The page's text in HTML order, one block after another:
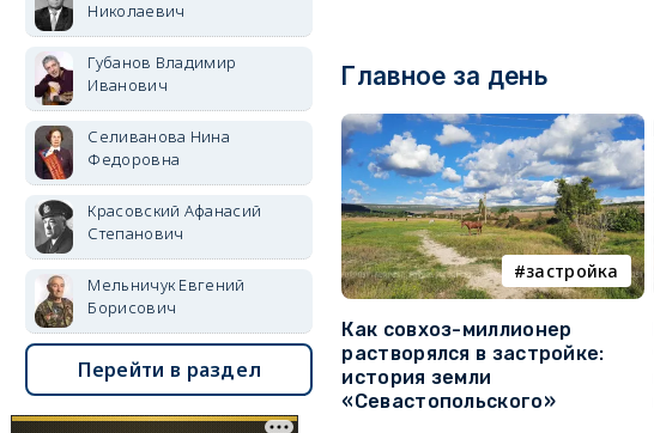
Главное за день
застройка
Как совхоз-миллионер
растворялся в застройке:
история земли
«Севастопольского»
Николаевич
Губанов Владимир
Иванович
Селиванова Нина
Федоровна
Красовский Афанасий
Степанович
Мельничук Евгений
Борисович
Перейти в раздел